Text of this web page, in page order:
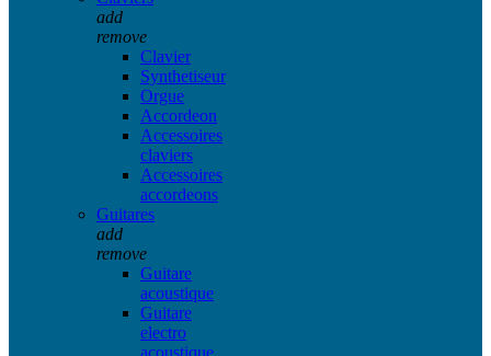
add
remove
Clavier
Synthetiseur
Orgue
Accordeon
Accessoires
claviers
Accessoires
accordeons
Guitares
add
remove
Guitare
acoustique
Guitare
electro
acoustique